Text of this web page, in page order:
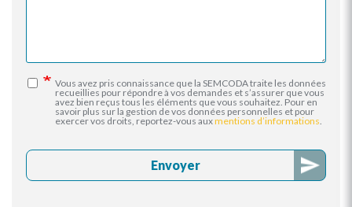
Vous avez pris connaissance que la SEMCODA traite les données
recueillies pour répondre à vos demandes et s’assurer que vous
avez bien reçus tous les éléments que vous souhaitez. Pour en
savoir plus sur la gestion de vos données personnelles et pour
exercer vos droits, reportez-vous auxmentions d’informations.
Envoyer